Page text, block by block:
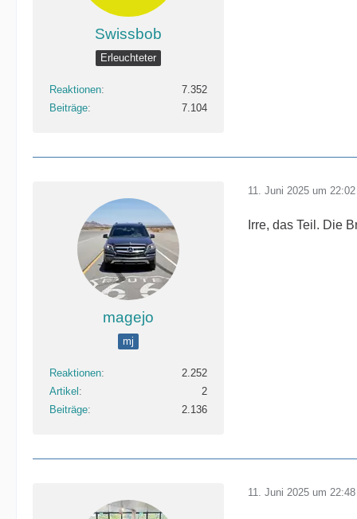
Swissbob
Erleuchteter
Reaktionen
7.352
Beiträge
7.104
magejo
mj
Reaktionen
2.252
Artikel
2
Beiträge
2.136
11. Juni 2025 um 22:02
Irre, das Teil. Die
11. Juni 2025 um 22:48